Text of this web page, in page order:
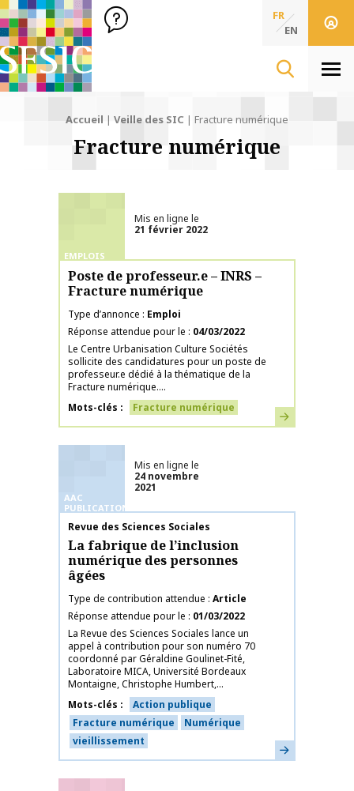
SFSIC Société Française des Sciences de l'Information & de
Société Française des Sciences
de l'Information
FR
EN
Accueil | Veille des SIC | Fracture numérique
Fracture numérique
EMPLOIS
Mis en ligne le
21 février 2022
Poste de professeur.e – INRS –
Fracture numérique
Type d’annonce
Emploi
Réponse attendue pour le
04/03/2022
Le Centre Urbanisation Culture Sociétés
sollicite des candidatures pour un poste de
professeur.e dédié à la thématique de la
Fracture numérique....
Mots-clés
Fracture numérique En savoir plus
AAC
PUBLICATIONS
Mis en ligne le
24 novembre
2021
Nom de la publication
Revue des Sciences Sociales
La fabrique de l’inclusion
numérique des personnes
âgées
Type de contribution attendue Article
Réponse attendue pour le
01/03/2022
La Revue des Sciences Sociales lance un
appel à contribution pour son numéro 70
coordonné par Géraldine Goulinet-Fité,
Laboratoire MICA, Université Bordeaux
Montaigne, Christophe Humbert,...
Mots-clés
Action publique
Fracture numérique
Numérique
vieillissement
En savoir plus